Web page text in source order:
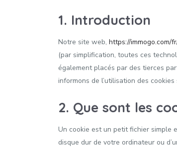
1. Introduction
Notre site web, https://immogo.com/
(par simplification, toutes ces
également placés par des tierces
informons de l’utilisation des
2. Que sont les
Un cookie est un petit fichier simple
disque dur de votre ordinateur ou